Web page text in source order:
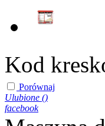
Kod
Porównaj
Ulubione ()
facebook